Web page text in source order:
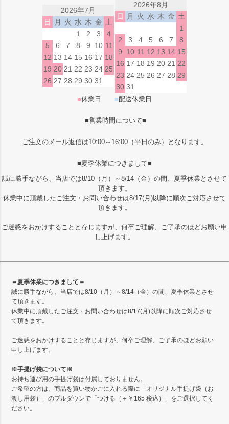
2026年7月
日
月 火 水 木 金 土
1
2 3
4
5
6 7 8 9 10 11
12 13 14 15 16 17 18
19 20 21 22 23 24 25
26 27 28 29 30 31
2026年8月
日
月 火 水 木 金 土
1
2
3 4 5 6 7
8
9
10 11 12 13 14 15
16 17 18 19 20 21 22
23 24 25 26 27 28 29
30 31
■休業日 ■配送休業日
■営業時間について■
ご注文のメール返信は10:00～16:00（平日のみ）となります。
■夏季休業につきまして■
誠に勝手ながら、当店では8/10（月）～8/14（金）の間、夏季休業とさせて
頂きます。
休業中に頂戴したご注文・お問い合わせは8/17(月)以降に順次ご対応させて
頂きます。
ご迷惑をおかけすることと存じますが、何卒ご理解、ご了承のほどお願い申
し上げます。
＝夏季休業につきまして＝
誠に勝手ながら、当店では8/10（月）～8/14（金）の間、夏季休業とさせ
て頂きます。
休業中に頂戴したご注文・お問い合わせは8/17(月)以降に順次ご対応させ
て頂きます。
ご迷惑をおかけすることと存じますが、何卒ご理解、ご了承のほどお願い
申し上げます。
※手提げ袋について※
お持ち運び用の手提げ袋は付属しておりません。
ご希望の方は、商品を買い物かごに入れる際に「オリジナル手提げ袋（お
渡し用袋）」のプルダウンで「つける（＋￥165 税込）」をご選択してく
ださい。